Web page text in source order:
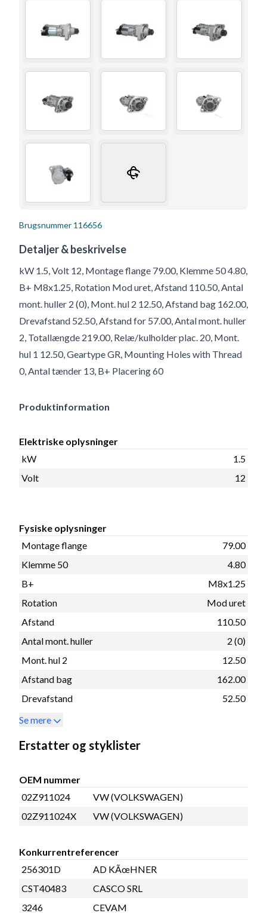
Brugsnummer 116656
Detaljer & beskrivelse
kW 1.5, Volt 12, Montage flange 79.00, Klemme 50 4.80,
B+ M8x1.25, Rotation Mod uret, Afstand 110.50, Antal
mont. huller 2 (0), Mont. hul 2 12.50, Afstand bag 162.00,
Drevafstand 52.50, Afstand for 57.00, Antal mont. huller
2, Totallængde 219.00, Relæ/kulholder plac. 20, Mont.
hul 1 12.50, Geartype GR, Mounting Holes with Thread
0, Antal tænder 13, B+ Placering 60
Produktinformation
Elektriske oplysninger
kW
1.5
Volt
12
Fysiske oplysninger
Montage flange
79.00
Klemme 50
4.80
B+
M8x1.25
Rotation
Mod uret
Afstand
110.50
Antal mont. huller
2 (0)
Mont. hul 2
12.50
Afstand bag
162.00
Drevafstand
52.50
Se mere
Erstatter og styklister
OEM nummer
02Z911024
VW (VOLKSWAGEN)
02Z911024X
VW (VOLKSWAGEN)
Konkurrentreferencer
256301D
AD KÃœHNER
CST40483
CASCO SRL
3246
CEVAM